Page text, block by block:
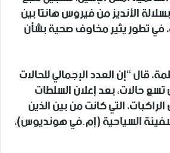
الأنديز من فيروس هانتا بين
تطور يثير مخاوف صحية بشأن
قال “إن العدد الإجمالي للحالات
تسع حالات، بعد إعلان السلطات
التي كانت من بين الذين
السياحية (إم.في هونديوس)،